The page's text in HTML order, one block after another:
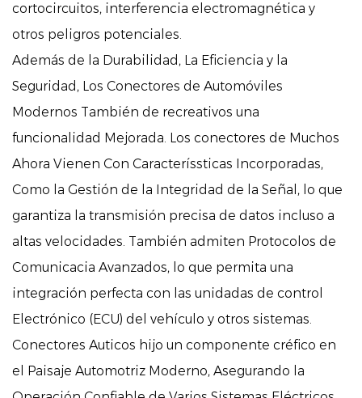
cortocircuitos, interferencia electromagnética y
otros peligros potenciales.
Además de la Durabilidad, La Eficiencia y la
Seguridad, Los Conectores de Automóviles
Modernos También de recreativos una
funcionalidad Mejorada. Los conectores de Muchos
Ahora Vienen Con Caracteríssticas Incorporadas,
Como la Gestión de la Integridad de la Señal, lo que
garantiza la transmisión precisa de datos incluso a
altas velocidades. También admiten Protocolos de
Comunicacia Avanzados, lo que permita una
integración perfecta con las unidadas de control
Electrónico (ECU) del vehículo y otros sistemas.
Conectores Auticos hijo un componente créfico en
el Paisaje Automotriz Moderno, Asegurando la